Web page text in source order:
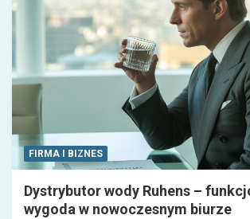
FIRMA I BIZNES
Dystrybutor wody Ruhens –
wygoda w nowoczesnym biurze